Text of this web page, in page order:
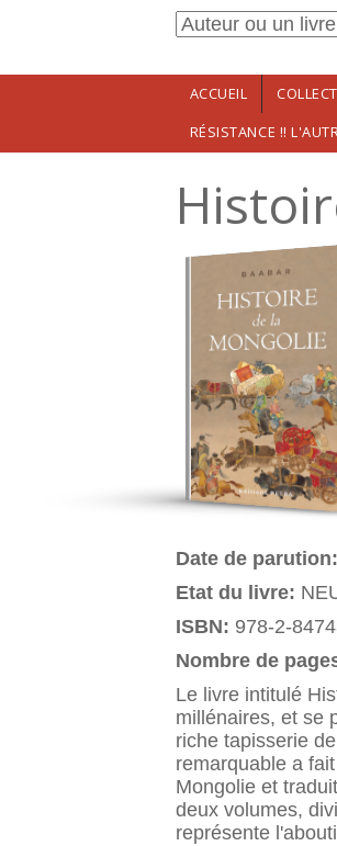
Aller au contenu principal
ACCUEIL
RÉSISTANCE !!
55.00€
Date de parution:
Etat du livre:
ISBN: 978-2-
Nombre de
Le livre intitulé
millénaires, et se
riche tapisserie
remarquable a
Mongolie et
deux volumes,
représente